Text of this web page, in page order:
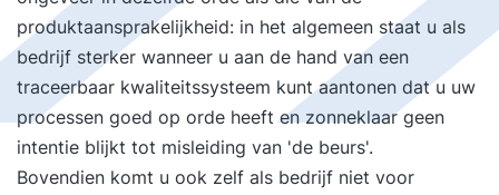
produktaansprakelijkheid: in het algemeen staat u als
bedrijf sterker wanneer u aan de hand van een
traceerbaar kwaliteitssysteem kunt aantonen dat u uw
processen goed op orde heeft en zonneklaar geen
intentie blijkt tot misleiding van 'de beurs'.
Bovendien komt u ook zelf als bedrijf niet voor